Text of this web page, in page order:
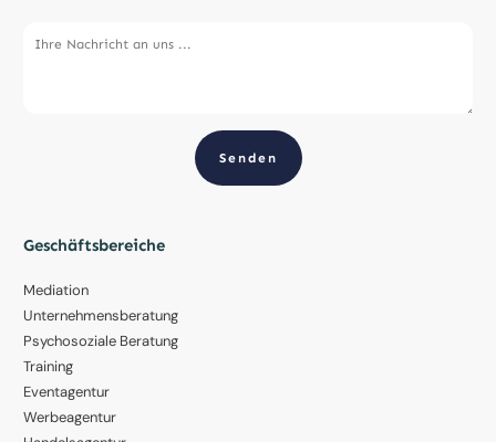
Senden
Geschäftsbereiche
Mediation
Unternehmensberatung
Psychosoziale Beratung
Training
Eventagentur
Werbeagentur